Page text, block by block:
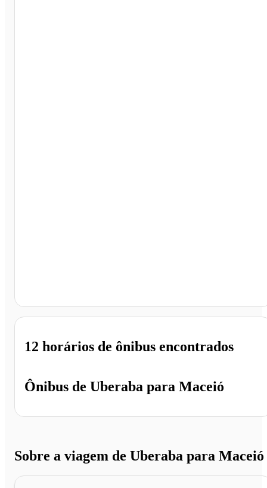
Ônibus de Uberaba para Maceió
12 horários de ônibus encontrados
Sobre a viagem de Uberaba para Maceió